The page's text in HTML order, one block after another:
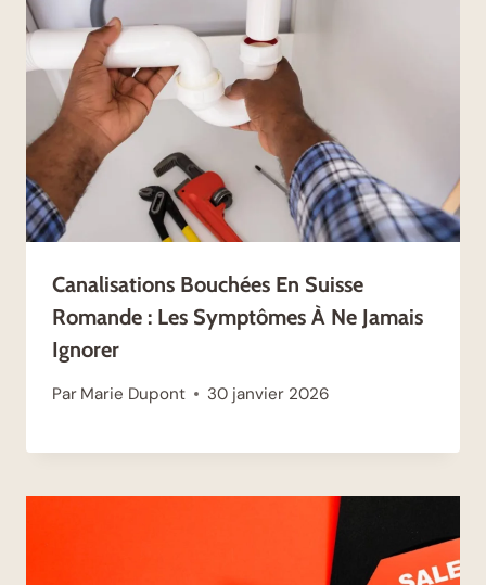
Canalisations Bouchées En Suisse
Romande : Les Symptômes À Ne Jamais
Ignorer
Par Marie Dupont 30 janvier 2026